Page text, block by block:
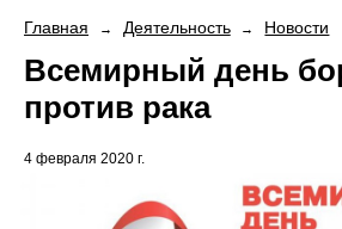
Главная → Деятельность → Новости
Всемирный день
против рака
4 февраля 2020 г.